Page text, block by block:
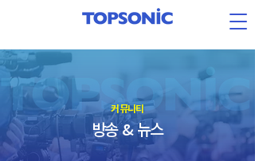
​커뮤니티
방송 & 뉴스